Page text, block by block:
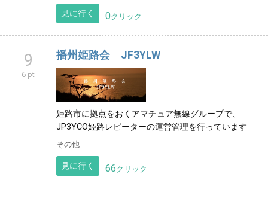
見に行く 0クリック
9
6 pt
播州姫路会 JF3YLW
姫路市に拠点をおくアマチュア無線グループで、
JP3YCO姫路レピーターの運営管理を行っています
その他
見に行く 66クリック